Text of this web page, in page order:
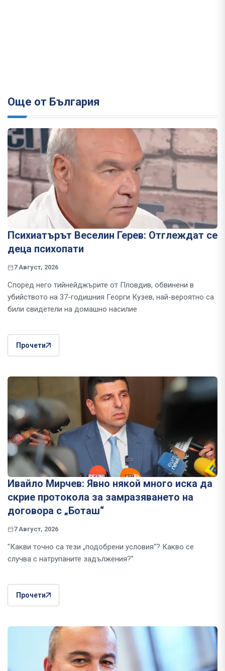
Още от България
Психиатърът Веселин Герев: Отглеждат се
деца психопати
7 Август, 2026
Според него тийнейджърите от Пловдив, обвинени в
убийството на 37-годишния Георги Кузев, най-вероятно са
били свидетели на домашно насилие
Прочети
Ивайло Мирчев: Явно някой много иска да
скрие протокола за замразяването на
договора с „Боташ“
7 Август, 2026
"Какви точно са тези „подобрени условия“? Какво се
случва с натрупаните задължения?"
Прочети